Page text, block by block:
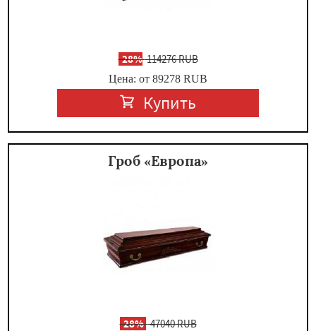
-28%114276 RUB
Цена: от 89278 RUB
Купить
Гроб «Европа»
-28%47040 RUB